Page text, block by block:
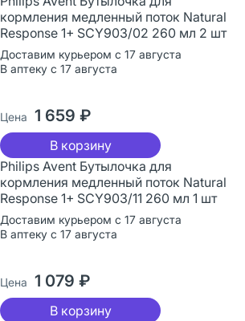
кормления медленный поток Natural
Response 1+ SCY903/02 260 мл 2 шт
Доставим курьером с 17 августа
В аптеку с 17 августа
Цена 1 659 ₽
В корзину
Philips Avent Бутылочка для
кормления медленный поток Natural
Response 1+ SCY903/11 260 мл 1 шт
Доставим курьером с 17 августа
В аптеку с 17 августа
Цена 1 079 ₽
В корзину